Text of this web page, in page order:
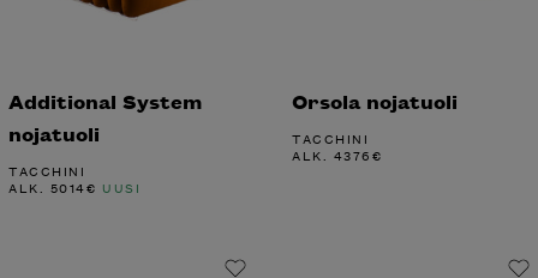
Additional System
nojatuoli
TACCHINI
ALK. 5014€ UUSI
Orsola nojatuoli
TACCHINI
ALK. 4376€